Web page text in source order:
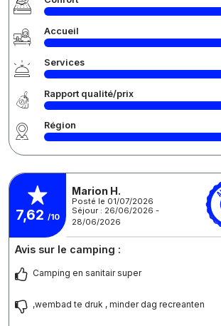
Accueil
Services
Rapport qualité/prix
Région
7,62 /10
Marion H.
Posté le 01/07/2026
Séjour : 26/06/2026 -
28/06/2026
Avis sur le camping :
Camping en sanitair super
,wembad te druk , minder dag recreanten